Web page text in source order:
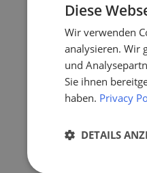
Diese
Wir verwenden
analysieren. Wir
und
Sie ihnen
haben. Privacy
DETAILS